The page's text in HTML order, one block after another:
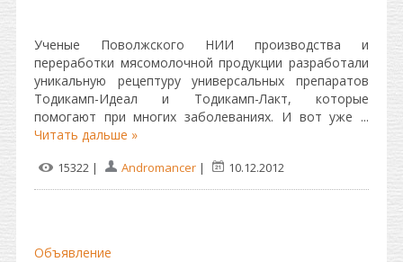
Ученые Поволжского НИИ производства и
переработки мясомолочной продукции разработали
уникальную рецептуру универсальных препаратов
Тодикамп-Идеал и Тодикамп-Лакт, которые
помогают при многих заболеваниях. И вот уже ...
Читать дальше »
15322 | Andromancer | 10.12.2012
Объявление